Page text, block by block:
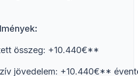
összeg: +10.440€**
jövedelem: +10.440€**